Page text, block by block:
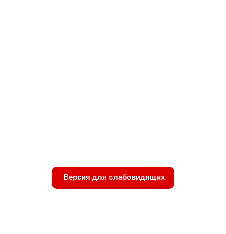
Версия для слабовидящих